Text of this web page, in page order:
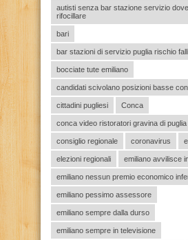
autisti senza bar stazione servizio
rifocillare
bari
bar stazioni di servizio puglia rischio
bocciate tute emiliano
candidati scivolano posizioni basse
cittadini pugliesi Conca
conca video ristoratori gravina di puglia
consiglio regionale coronavirus
elezioni regionali emiliano avvilisce
emiliano nessun premio economico
emiliano pessimo assessore
emiliano sempre dalla durso
emiliano sempre in televisione